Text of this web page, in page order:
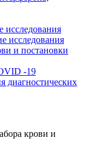
исследования
исследования
и постановки
-19
диагностических
крови и